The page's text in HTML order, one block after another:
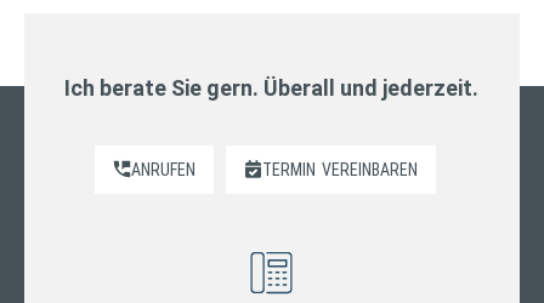
Ich berate Sie gern. Überall und jederzeit.
ANRUFEN TERMIN VEREINBAREN